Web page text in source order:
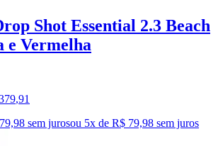
Shot Essential 2.3 Beach
e Vermelha
,91
sem jurosou 5x de R$ 79,98 sem juros